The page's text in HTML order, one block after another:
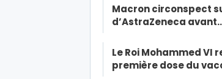
Macron circonspect
d’AstraZeneca
Le Roi Mohammed VI
première dose du